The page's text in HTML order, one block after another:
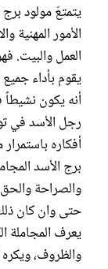
يتمتعّ مولود
الأمور
العمل والبيت.
يقوم بأداء جميع
أنه يكون نشيطاً
رجل الأسد في
أفكاره
برج الأسد
والصراحة
حتى وان كان
يعرف المجاملة
والظروف، ويكره